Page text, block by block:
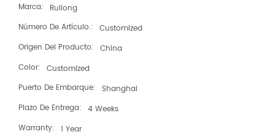
Marca:
Ruilong
Número De Artículo.: Customized
Origen Del Producto: China
Color: Customized
Puerto De Embarque: Shanghai
Plazo De Entrega: 4 Weeks
Warranty: 1 Year